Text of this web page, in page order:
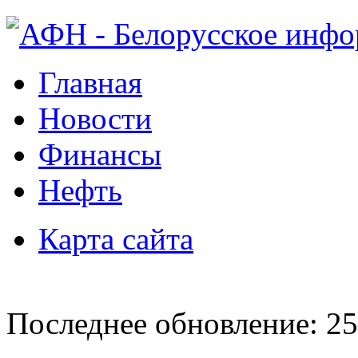
Главная
Новости
Финансы
Нефть
Карта сайта
Последнее обновление: